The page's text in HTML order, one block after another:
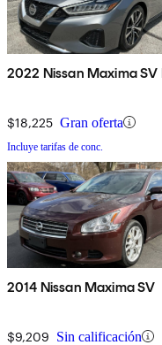
2022 Nissan Maxima SV
$18,225 Gran oferta
Incluye tarifas de conc.
2014 Nissan Maxima SV
$9,209 Sin calificación